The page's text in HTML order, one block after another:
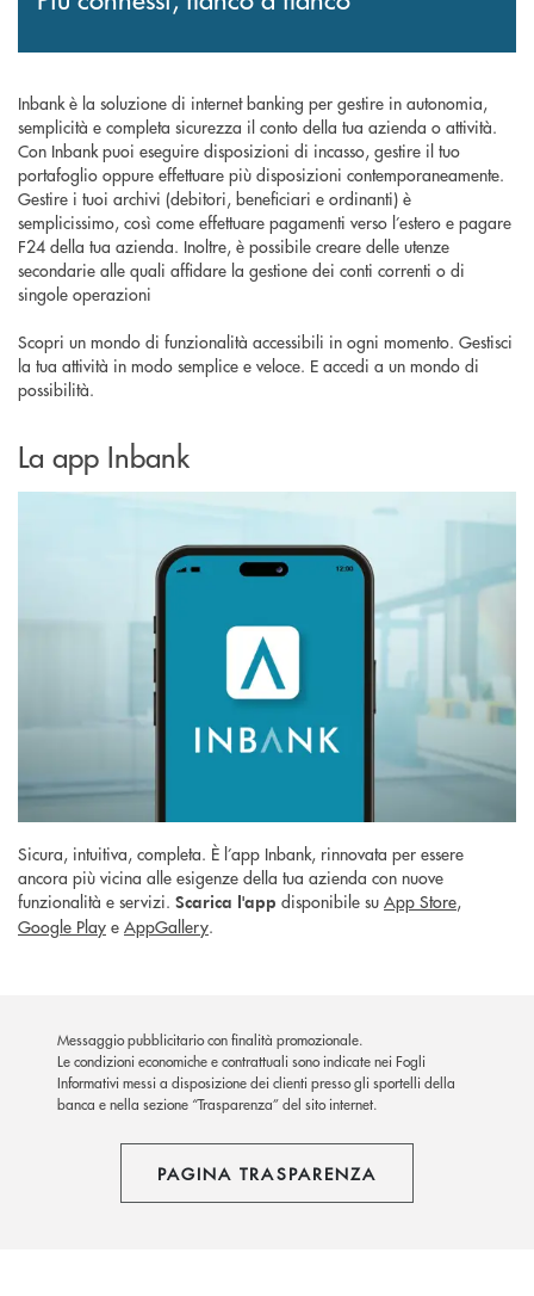
Inbank è la soluzione di internet banking per gestire in autonomia,
semplicità e completa sicurezza il conto della tua azienda o attività.
Con Inbank puoi eseguire disposizioni di incasso, gestire il tuo
portafoglio oppure effettuare più disposizioni contemporaneamente.
Gestire i tuoi archivi (debitori, beneficiari e ordinanti) è
semplicissimo, così come effettuare pagamenti verso l’estero e pagare
F24 della tua azienda. Inoltre, è possibile creare delle utenze
secondarie alle quali affidare la gestione dei conti correnti o di
singole operazioni
Scopri un mondo di funzionalità accessibili in ogni momento. Gestisci
la tua attività in modo semplice e veloce. E accedi a un mondo di
possibilità.
La app Inbank
Sicura, intuitiva, completa. È l’app Inbank, rinnovata per essere
ancora più vicina alle esigenze della tua azienda con nuove
funzionalità e servizi. Scarica l'app disponibile su App Store,
Google Play e AppGallery.
Messaggio pubblicitario con finalità promozionale.
Le condizioni economiche e contrattuali sono indicate nei Fogli
Informativi messi a disposizione dei clienti presso gli sportelli della
banca e nella sezione “Trasparenza” del sito internet.
PAGINA TRASPARENZA